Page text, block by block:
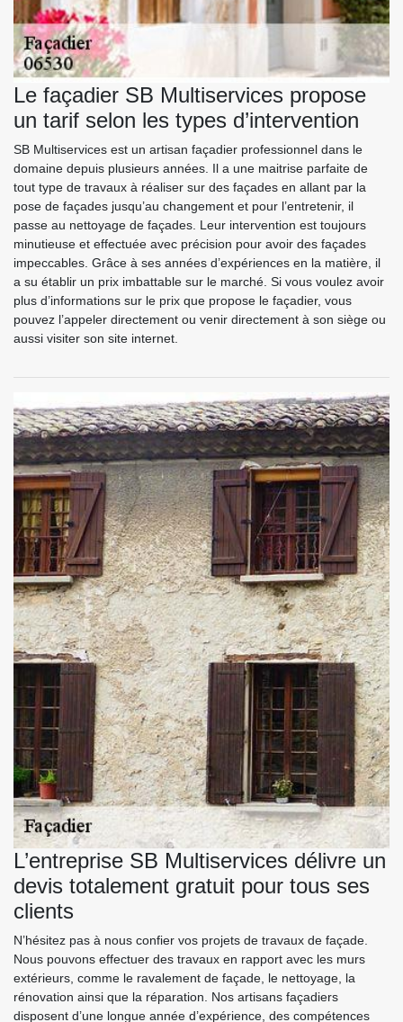
Le façadier SB Multiservices propose
un tarif selon les types d’intervention
SB Multiservices est un artisan façadier professionnel dans le
domaine depuis plusieurs années. Il a une maitrise parfaite de
tout type de travaux à réaliser sur des façades en allant par la
pose de façades jusqu’au changement et pour l’entretenir, il
passe au nettoyage de façades. Leur intervention est toujours
minutieuse et effectuée avec précision pour avoir des façades
impeccables. Grâce à ses années d’expériences en la matière, il
a su établir un prix imbattable sur le marché. Si vous voulez avoir
plus d’informations sur le prix que propose le façadier, vous
pouvez l’appeler directement ou venir directement à son siège ou
aussi visiter son site internet.
L’entreprise SB Multiservices délivre un
devis totalement gratuit pour tous ses
clients
N’hésitez pas à nous confier vos projets de travaux de façade.
Nous pouvons effectuer des travaux en rapport avec les murs
extérieurs, comme le ravalement de façade, le nettoyage, la
rénovation ainsi que la réparation. Nos artisans façadiers
disposent d’une longue année d’expérience, des compétences